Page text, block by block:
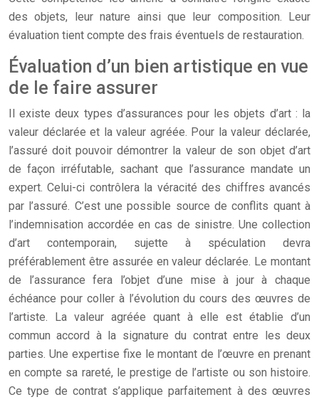
des objets, leur nature ainsi que leur composition. Leur
évaluation tient compte des frais éventuels de restauration.
Évaluation d’un bien artistique en vue
de le faire assurer
Il existe deux types d’assurances pour les objets d’art : la
valeur déclarée et la valeur agréée. Pour la valeur déclarée,
l’assuré doit pouvoir démontrer la valeur de son objet d’art
de façon irréfutable, sachant que l’assurance mandate un
expert. Celui-ci contrôlera la véracité des chiffres avancés
par l’assuré. C’est une possible source de conflits quant à
l’indemnisation accordée en cas de sinistre. Une collection
d’art contemporain, sujette à spéculation devra
préférablement être assurée en valeur déclarée. Le montant
de l’assurance fera l’objet d’une mise à jour à chaque
échéance pour coller à l’évolution du cours des œuvres de
l’artiste. La valeur agréée quant à elle est établie d’un
commun accord à la signature du contrat entre les deux
parties. Une expertise fixe le montant de l’œuvre en prenant
en compte sa rareté, le prestige de l’artiste ou son histoire.
Ce type de contrat s’applique parfaitement à des œuvres